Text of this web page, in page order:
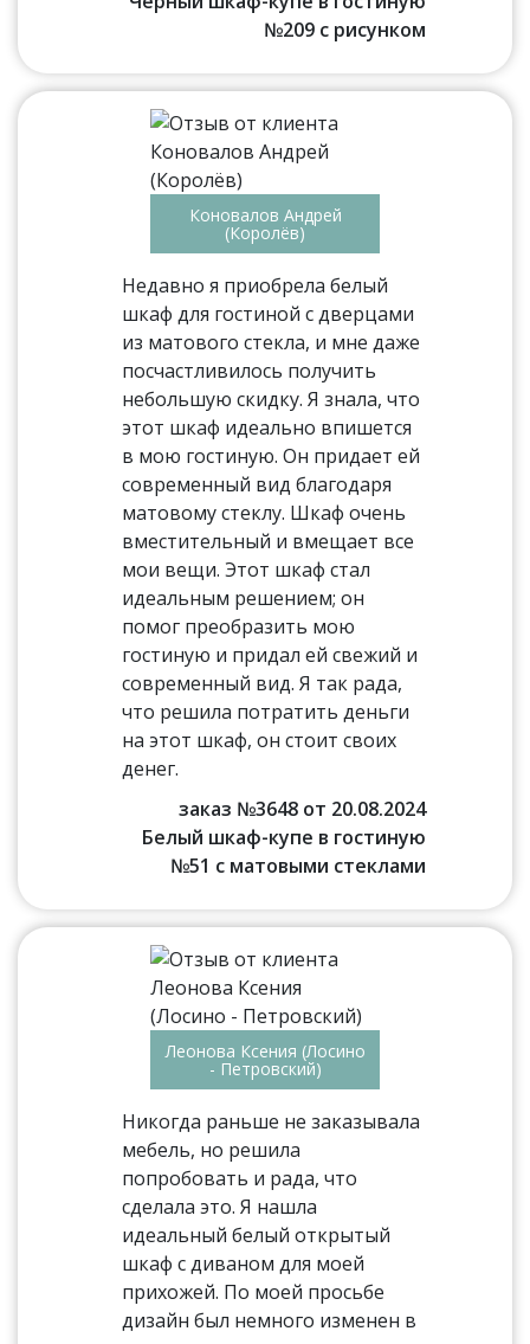
№209 с рисунком
Коновалов Андрей
(Королёв)
Недавно я приобрела белый
шкаф для гостиной с дверцами
из матового стекла, и мне даже
посчастливилось получить
небольшую скидку. Я знала, что
этот шкаф идеально впишется
в мою гостиную. Он придает ей
современный вид благодаря
матовому стеклу. Шкаф очень
вместительный и вмещает все
мои вещи. Этот шкаф стал
идеальным решением; он
помог преобразить мою
гостиную и придал ей свежий и
современный вид. Я так рада,
что решила потратить деньги
на этот шкаф, он стоит своих
денег.
заказ №3648 от 20.08.2024
Белый шкаф-купе в гостиную
№51 с матовыми стеклами
Леонова Ксения (Лосино
- Петровский)
Никогда раньше не заказывала
мебель, но решила
попробовать и рада, что
сделала это. Я нашла
идеальный белый открытый
шкаф с диваном для моей
прихожей. По моей просьбе
дизайн был немного изменен в